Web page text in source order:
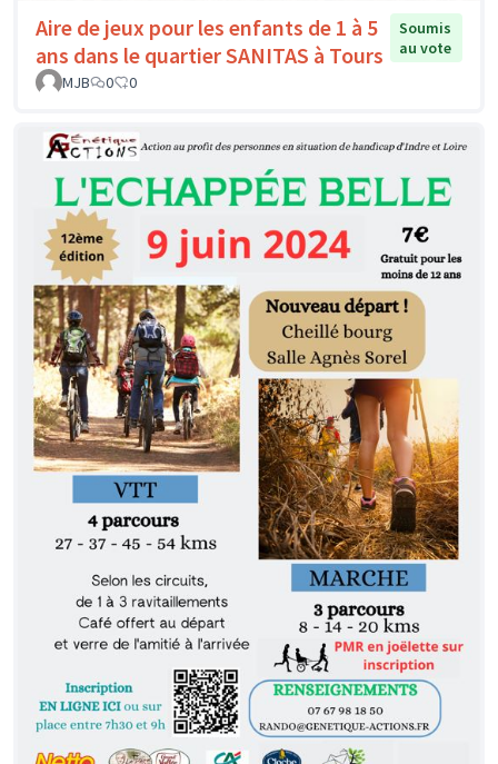
Aire de jeux pour les enfants de 1 à 5
ans dans le quartier SANITAS à Tours
Soumis
au vote
MJB
0 0